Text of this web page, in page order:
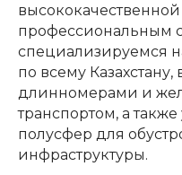
профессиональным
специализируемся
по всему
длинномерами и
транспортом, а
полусфер для
инфраструктуры.